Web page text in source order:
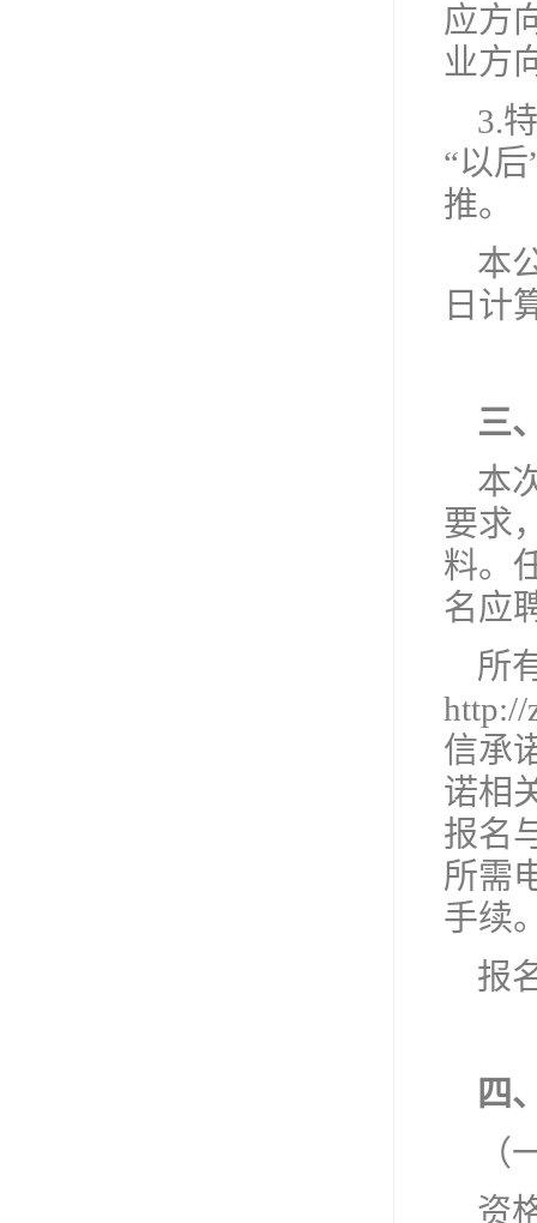
应方
业方
3.
“以
推。
本
日计
三
本
要求
料。
名应
所
http://
信承
诺相
报名
所需
手续
报
四
（
资